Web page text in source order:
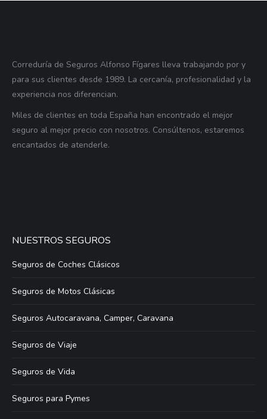
Correduría de Seguros Alfonso Fígares lleva trabajando por y
para sus clientes desde 1989. La cercanía, profesionalidad y la
experiencia nos diferencian.
Miles de clientes en toda España han encontrado el mejor
seguro al mejor precio con nosotros. Consúltenos, estaremos
encantados de atenderle.
NUESTROS SEGUROS
Seguros de Coches Clásicos
Seguros de Motos Clásicas
Seguros Autocaravana, Camper, Caravana
Seguros de Viaje
Seguros de Vida
Seguros para Pymes